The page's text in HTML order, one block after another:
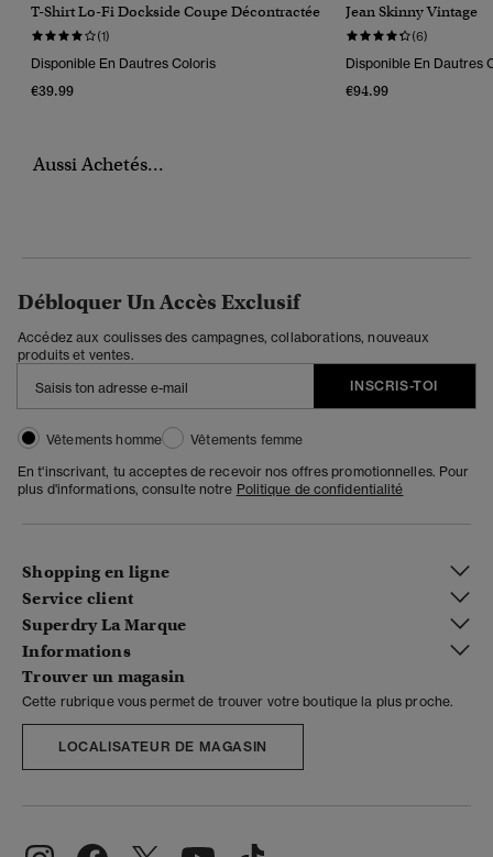
T-Shirt Lo-Fi Dockside Coupe Décontractée
(1)
Disponible En Dautres Coloris
€39.99
Jean Skinny Vintage
(6)
Disponible En Dautres
€94.99
Aussi Achetés...
Débloquer Un Accès Exclusif
Accédez aux coulisses des campagnes, collaborations, nouveaux
produits et ventes.
INSCRIS-TOI
Vêtements homme
Vêtements femme
En t'inscrivant, tu acceptes de recevoir nos offres promotionnelles. Pour
plus d'informations, consulte notre Politique de confidentialité
Shopping en ligne
Service client
Superdry La Marque
Informations
Trouver un magasin
Cette rubrique vous permet de trouver votre boutique la plus proche.
LOCALISATEUR DE MAGASIN